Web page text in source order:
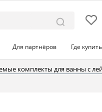
Для партнёров Где
комплекты для ванны с